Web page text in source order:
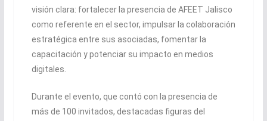
visión clara: fortalecer la presencia de AFEET Jalisco
como referente en el sector, impulsar la colaboración
estratégica entre sus asociadas, fomentar la
capacitación y potenciar su impacto en medios
digitales.
Durante el evento, que contó con la presencia de
más de 100 invitados, destacadas figuras del